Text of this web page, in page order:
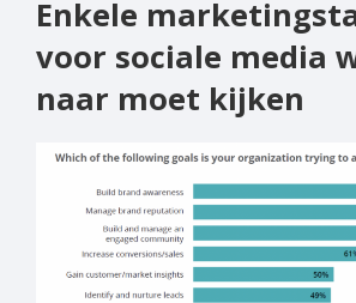
Enkele
voor sociale media
naar moet kijken